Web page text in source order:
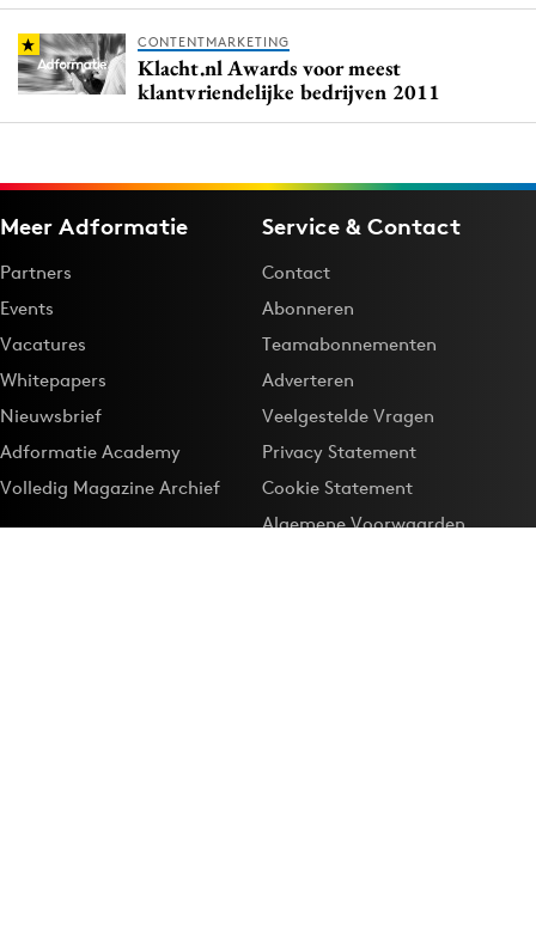
CONTENTMARKETING
Klacht.nl Awards voor meest
klantvriendelijke bedrijven 2011
Meer Adformatie
Partners
Events
Vacatures
Whitepapers
Nieuwsbrief
Adformatie Academy
Volledig Magazine Archief
Service & Contact
Contact
Abonneren
Teamabonnementen
Adverteren
Veelgestelde Vragen
Privacy Statement
Cookie Statement
Algemene Voorwaarden